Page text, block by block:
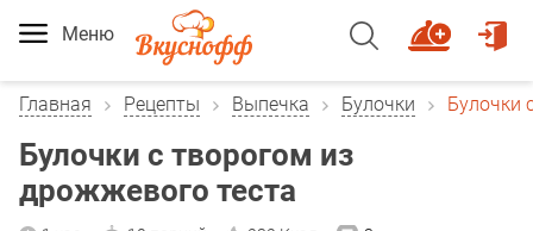
Меню
Главная Рецепты Выпечка Булочки Булочки
Булочки с творогом из
дрожжевого теста